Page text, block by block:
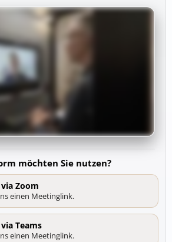
möchten Sie nutzen?
Zoom
einen Meetinglink.
Teams
einen Meetinglink.